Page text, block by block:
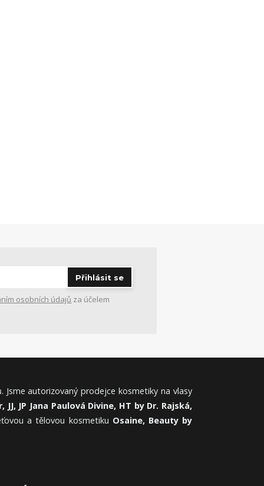
Přihlásit se
osobních údajů za účelem
autorizovaný prodejce kosmetiky na vlasy
JJ, JP Jana Paulová Divine, HT by Dr. Rajská,
a tělovou kosmetiku Osaine, Beauty by